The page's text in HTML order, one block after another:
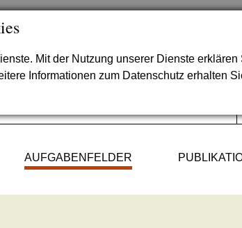
Mit der Nutzung unserer Dienste erklären
Informationen zum Datenschutz erhalten
AUFGABENFELDER